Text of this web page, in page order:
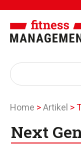
Home >Artikel >
Next